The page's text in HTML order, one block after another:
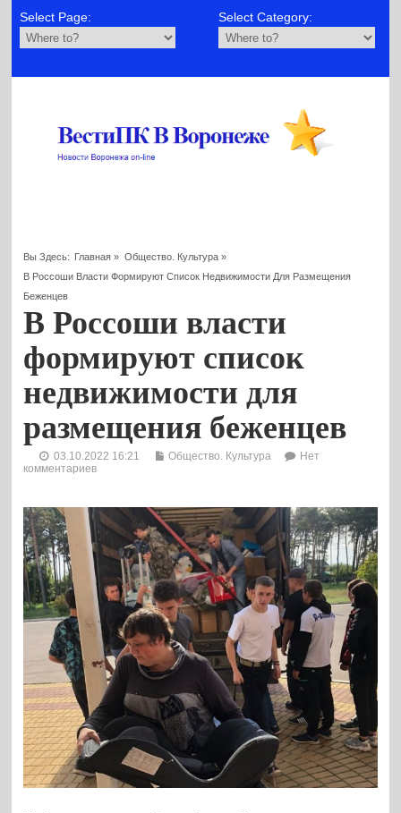
Select Page: Select Category:
Вы Здесь: Главная » Общество. Культура»
В Россоши Власти Формируют Список Недвижимости Для Размещения
Беженцев
В Россоши власти
формируют список
недвижимости для
размещения беженцев
03.10.2022 16:21 Общество. Культура
Нет
комментариев